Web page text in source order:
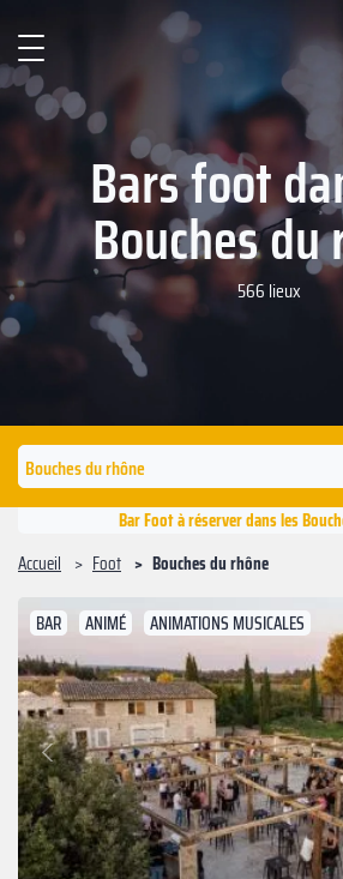
Bars foot
Bouches du
566 lieux
Bar Foot à réserver dans les
Accueil
Foot Bouches du rhône
BAR ANIMÉ ANIMATIONS MUSICALES
Précédent